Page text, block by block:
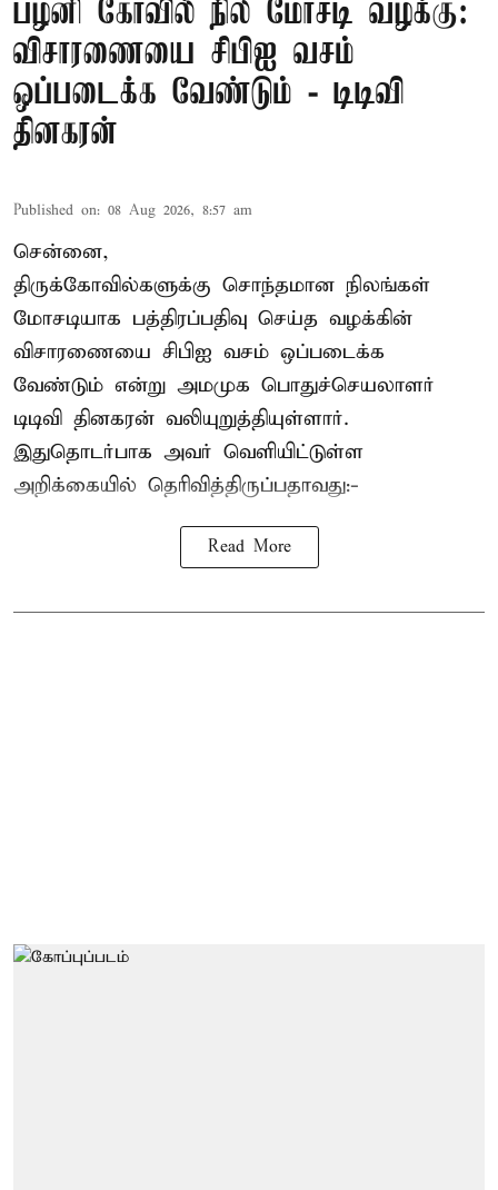
பழனி கோவில் நில மோசடி வழக்கு:
விசாரணையை சிபிஐ வசம்
ஒப்படைக்க வேண்டும் - டிடிவி
தினகரன்
Published on: 08 Aug 2026, 8:57 am
சென்னை,
திருக்கோவில்களுக்கு சொந்தமான நிலங்கள்
மோசடியாக பத்திரப்பதிவு செய்த வழக்கின்
விசாரணையை சிபிஐ வசம் ஒப்படைக்க
வேண்டும் என்று அமமுக பொதுச்செயலாளர்
டிடிவி தினகரன் வலியுறுத்தியுள்ளார்.
இதுதொடர்பாக அவர் வெளியிட்டுள்ள
அறிக்கையில் தெரிவித்திருப்பதாவது:-
Read More